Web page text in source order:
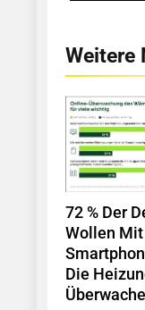
Weitere
72 % Der
Wollen Mit
Die